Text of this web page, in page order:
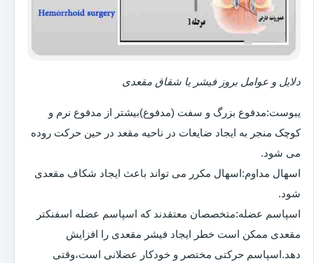
دلایل و عوامل بروز فیشر یا شقاق مقعدی
یبوست:مدفوع بزرگ و سفت (مدفوع)بیشتر از مدفوع نرم و
کوچک منجر به ایجاد ضایعات در ناحیه مقعد در حین حرکت روده
می شود.
اسهال مداوم:اسهال مکرر می تواند باعث ایجاد شکاف مقعدی
شود.
اسپاسم عضله:متخصصان معتقدند که اسپاسم عضله اسفنکتر
مقعدی ممکن است خطر ایجاد فیشر مقعدی را افزایش
دهد.اسپاسم حرکتی مختصر و خودکار عضلانی است،وقتی